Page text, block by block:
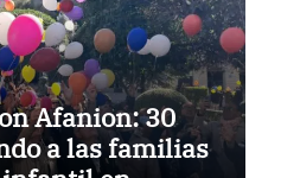
Afanion: 30
a las familias